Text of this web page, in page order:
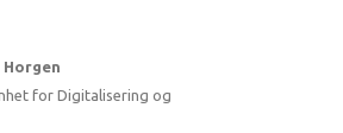
Horgen
for Digitalisering og